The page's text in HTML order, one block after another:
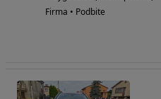
Firma • Podbite